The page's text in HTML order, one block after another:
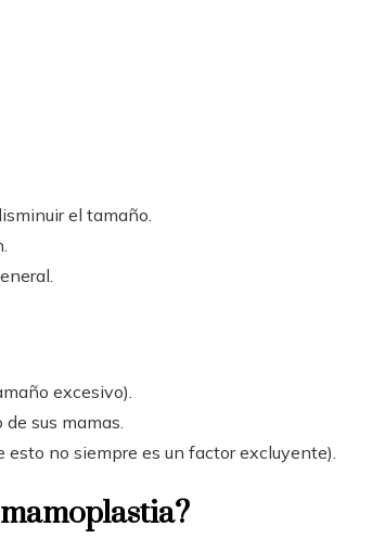
el tamaño.
excesivo).
sus mamas.
no siempre es un factor excluyente).